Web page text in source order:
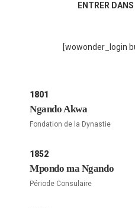
ENTRER
[wowonder_login
1801
Ngando Akwa
Fondation de la Dynastie
1852
Mpondo ma Ngando
Période Consulaire